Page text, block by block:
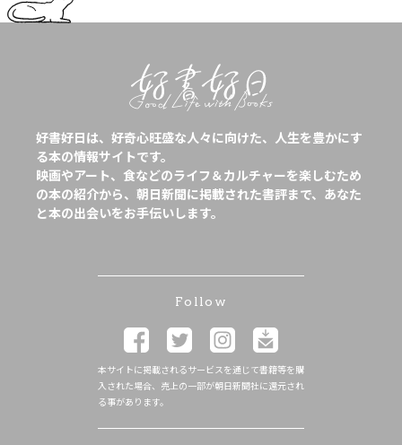
好書好日は、好奇心旺盛な人々に向けた、人生を豊かにす
る本の情報サイトです。
映画やアート、食などのライフ＆カルチャーを楽しむため
の本の紹介から、朝日新聞に掲載された書評まで、あなた
と本の出会いをお手伝いします。
Follow
本サイトに掲載されるサービスを通じて書籍等を購
入された場合、売上の一部が朝日新聞社に還元され
る事があります。